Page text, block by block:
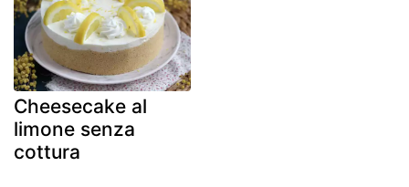
Cheesecake al
limone senza
cottura